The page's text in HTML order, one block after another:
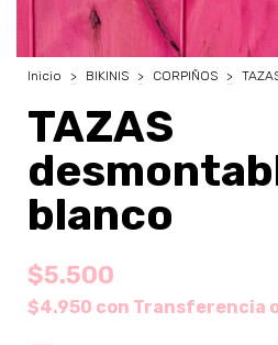
Inicio > BIKINIS > CORPIÑOS >
TAZAS
blanco
$5.500
$4.950 con Transferencia